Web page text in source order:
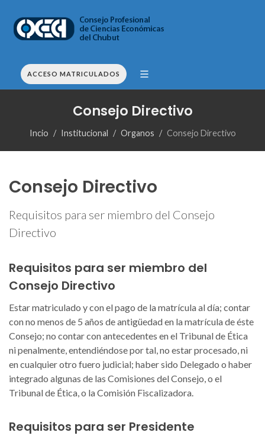
ACCESO MATRICULADOS
Consejo Directivo
Incio Institucional Organos Consejo Directivo
Consejo Directivo
Requisitos para ser miembro del Consejo
Directivo
Requisitos para ser miembro del
Consejo Directivo
Estar matriculado y con el pago de la matrícula al día; contar
con no menos de 5 años de antigüedad en la matrícula de éste
Consejo; no contar con antecedentes en el Tribunal de Ética
ni penalmente, entendiéndose por tal, no estar procesado, ni
en cualquier otro fuero judicial; haber sido Delegado o haber
integrado algunas de las Comisiones del Consejo, o el
Tribunal de Ética, o la Comisión Fiscalizadora.
Requisitos para ser Presidente